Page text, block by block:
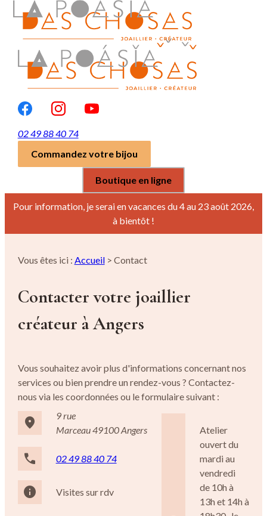
02 49 88 40 74
Commandez votre bijou
Boutique en ligne
Pour information, je serai en vacances du 4 au 23 août 2026,
à bientôt !
Vous êtes ici : Accueil> Contact
Contacter votre joaillier
créateur à Angers
Vous souhaitez avoir plus d'informations concernant nos
services ou bien prendre un rendez-vous ? Contactez-
nous via les coordonnées ou le formulaire suivant :
place
9 rue
Marceau49100 Angers
phone 02 49 88 40 74
info Visites sur rdv
Atelier
ouvert du
mardi au
vendredi
de 10h à
13h et 14h à
Panneau de gestion des cookies